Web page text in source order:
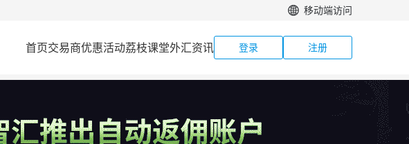
移动端访问
首页交易商优惠活动荔枝课堂外汇资讯 登录 注册